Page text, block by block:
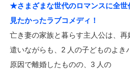
★さまざまな世代のロマンスに全世
見たかったラブコメディ！
亡き妻の家族と暮らす主人公は、
遣いながらも、2 人の子どものよき
原因で離婚したものの、3 人の